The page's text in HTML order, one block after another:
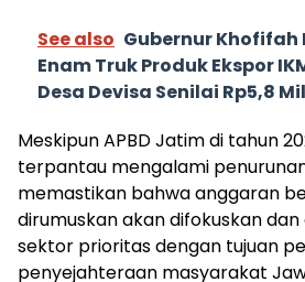
See also Gubernur Khofifah
Enam Truk Produk Ekspor
Desa Devisa Senilai Rp5,8
Meskipun APBD Jatim di tahun
terpantau mengalami
memastikan bahwa anggaran
dirumuskan akan difokuskan
sektor prioritas dengan tujuan
penyejahteraan masyarakat